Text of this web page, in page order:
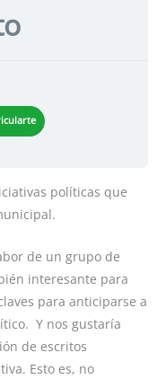
políticas que
de un grupo de
interesante para
para anticiparse a
Y nos gustaría
de escritos
Esto es, no